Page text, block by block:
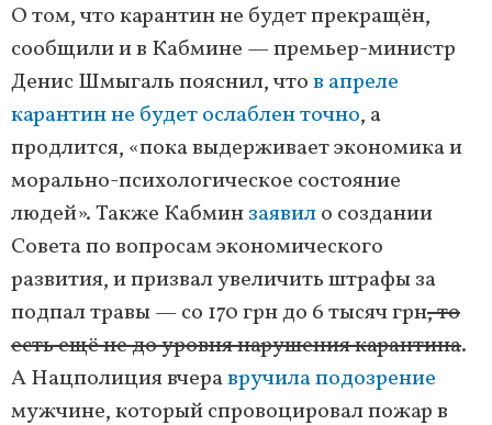
О том, что карантин не будет прекращён,
сообщили и в Кабмине — премьер-министр
Денис Шмыгаль пояснил, чтов апреле
карантин не будет ослаблен точно, а
продлится, «пока выдерживает экономика и
морально-психологическое состояние
людей». Также Кабминзаявило создании
Совета по вопросам экономического
развития, и призвал увеличить штрафы за
подпал травы — со 170 грн до 6 тысяч грн, то
есть ещё не до уровня нарушения карантина.
А Нацполиция вчеравручила подозрение
мужчине, который спровоцировал пожар в